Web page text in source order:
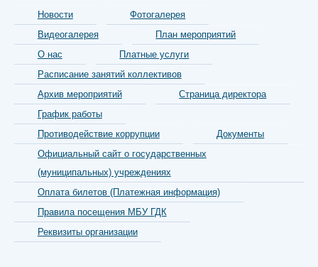
Новости
Фотогалерея
Видеогалерея
План мероприятий
О нас
Платные услуги
Расписание занятий коллективов
Архив мероприятий
Страница директора
График работы
Противодействие коррупции
Документы
Официальный сайт о государственных
(муниципальных) учреждениях
Оплата билетов (Платежная информация)
Правила посещения МБУ ГДК
Реквизиты организации